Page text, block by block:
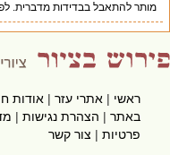
מותר להתאבל בבדידות מדברית.
ראשי|אתרי עזר|אודות
באתר|הצהרת נגישות|
פרטיות|צור קשר